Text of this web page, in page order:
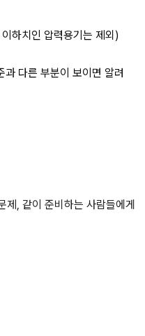
하치인 압력용기는 제외)
과 다른 부분이 보이면 알려
제, 같이 준비하는 사람들에게